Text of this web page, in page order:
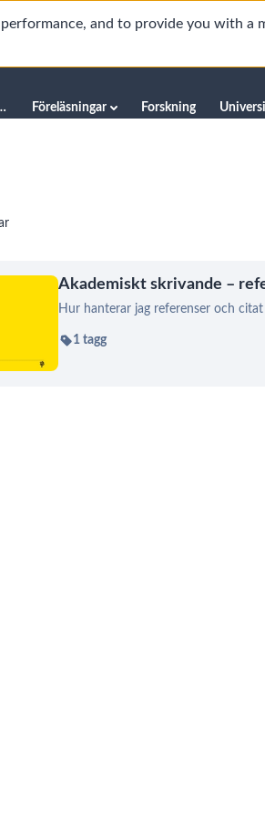
and to provide you with a
Föreläsningar Forskning
Akademiskt skrivande –
Hur hanterar jag referenser och
1 tagg